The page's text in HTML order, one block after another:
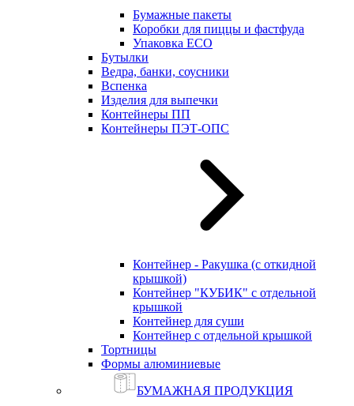
Бумажные пакеты
Коробки для пиццы и фастфуда
Упаковка ECO
Бутылки
Ведра, банки, соусники
Вспенка
Изделия для выпечки
Контейнеры ПП
Контейнеры ПЭТ-ОПС
Контейнер - Ракушка (с откидной
крышкой)
Контейнер "КУБИК" с отдельной
крышкой
Контейнер для суши
Контейнер с отдельной крышкой
Тортницы
Формы алюминиевые
БУМАЖНАЯ ПРОДУКЦИЯ